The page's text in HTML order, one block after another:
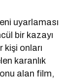
uyarlaması
bir kazayı
kişi onları
karanlık
alan film,